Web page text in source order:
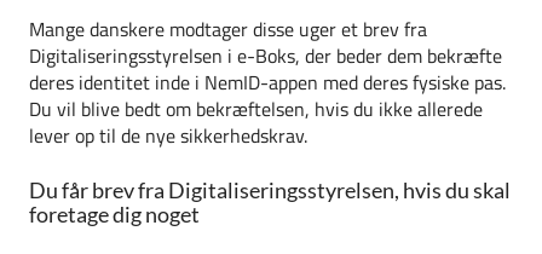
Mange danskere modtager disse uger et brev fra
Digitaliseringsstyrelsen i e-Boks, der beder dem bekræfte
deres identitet inde i NemID-appen med deres fysiske pas.
Du vil blive bedt om bekræftelsen, hvis du ikke allerede
lever op til de nye sikkerhedskrav.
Du får brev fra Digitaliseringsstyrelsen, hvis du skal
foretage dig noget